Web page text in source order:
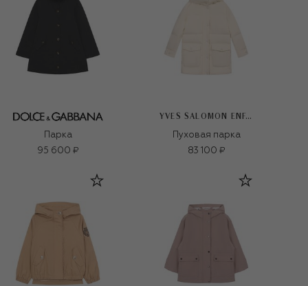
Парка
95 600 ₽
YVES SALOMON ENFANT
Пуховая парка
83 100 ₽